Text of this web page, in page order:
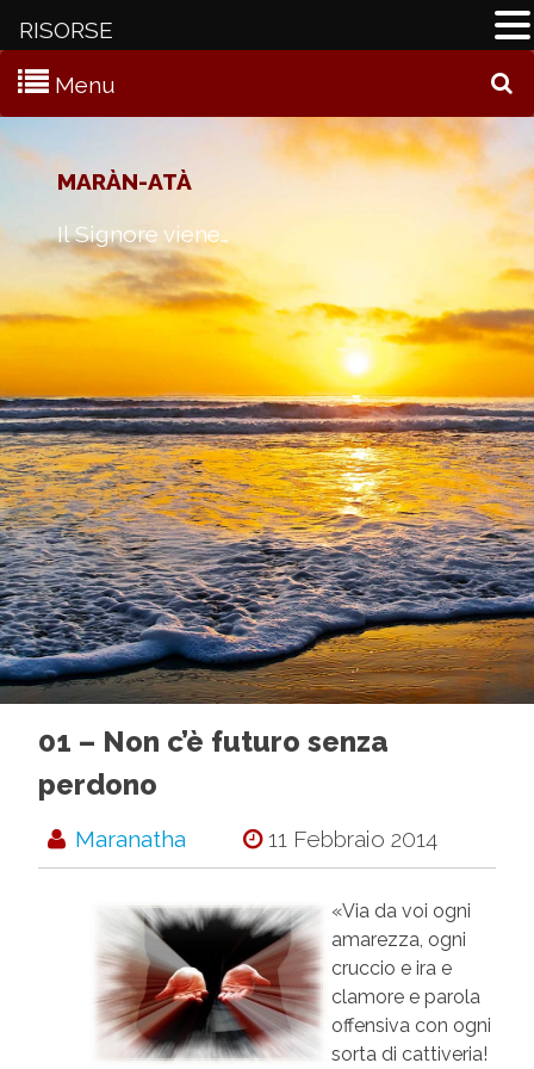
Menu
MARÀN-ATÀ
Il Signore viene…
01 – Non c’è futuro senza
perdono
Maranatha 11 Febbraio 2014
«Via da voi ogni
amarezza, ogni
cruccio e ira e
clamore e parola
offensiva con ogni
sorta di cattiveria!
RISORSE